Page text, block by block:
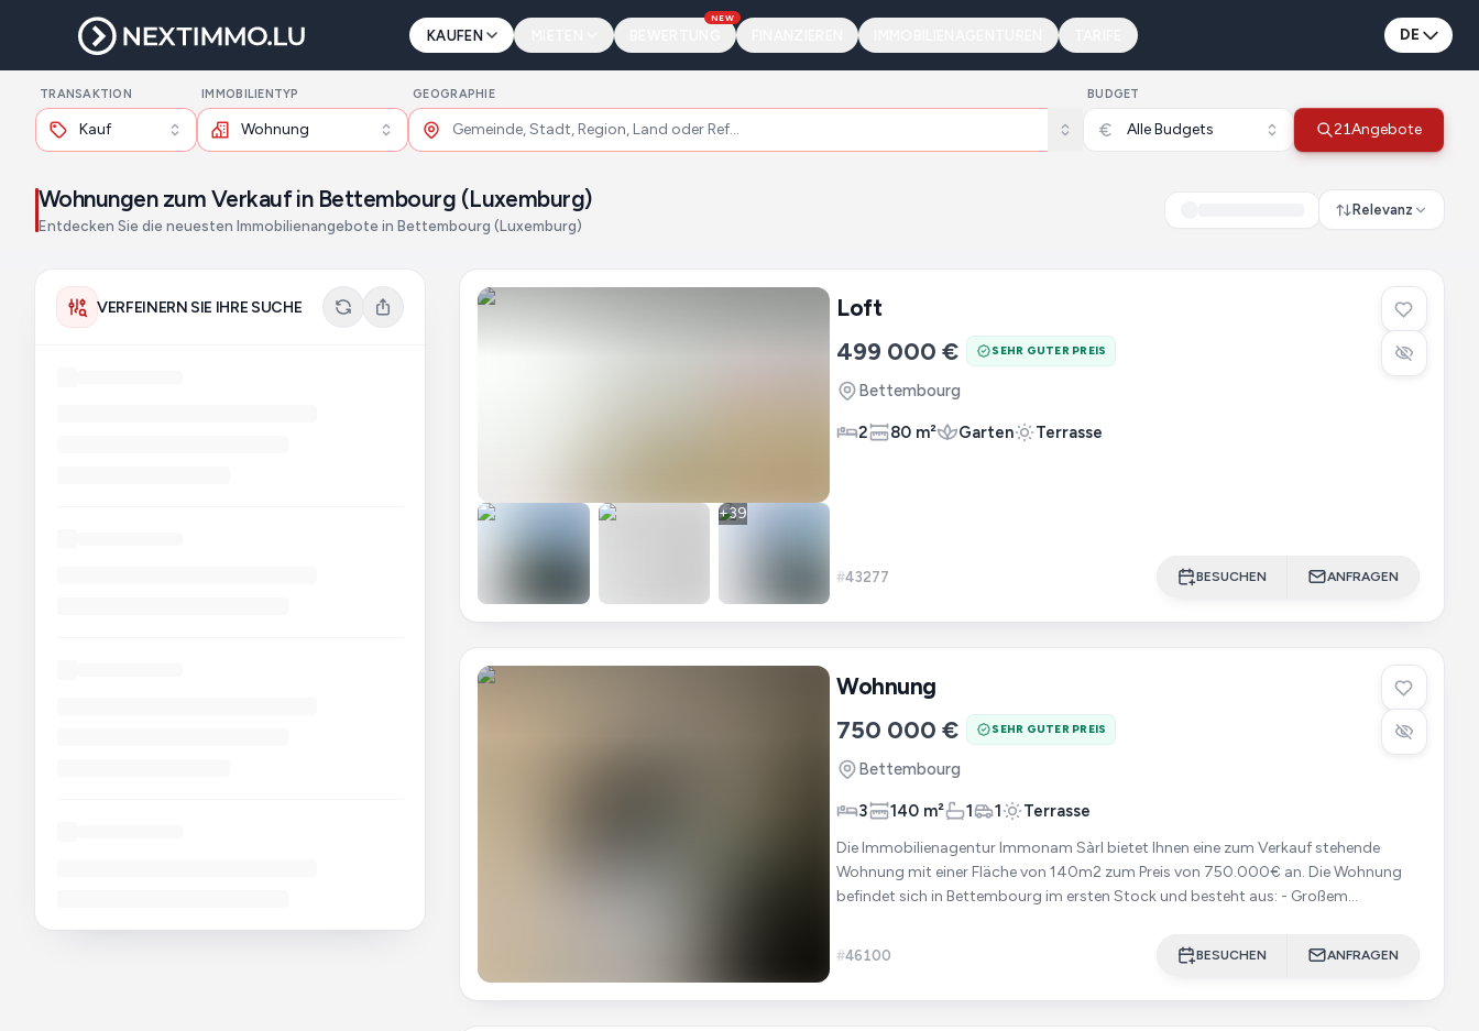
KAUFEN
NEW
DE
TRANSAKTION
Kauf
IMMOBILIENTYP
Wohnung
GEOGRAPHIE BUDGET
Alle Budgets 21Angebote
Wohnungen zum Verkauf in Bettembourg (Luxemburg)
Entdecken Sie die neuesten Immobilienangebote in Bettembourg (Luxemburg)
Relevanz
VERFEINERN SIE IHRE SUCHE
+39
Loft
499 000 € SEHR GUTER PREIS
Bettembourg
2 80 m² Garten Terrasse
#43277 BESUCHEN ANFRAGEN
Wohnung
750 000 € SEHR GUTER PREIS
Bettembourg
3 140 m² 1 1 Terrasse
Die Immobilienagentur Immonam Sàrl bietet Ihnen eine zum Verkauf stehende
Wohnung mit einer Fläche von 140m2 zum Preis von 750.000€ an. Die Wohnung
befindet sich in Bettembourg im ersten Stock und besteht aus: - Großem
#46100 BESUCHEN ANFRAGEN